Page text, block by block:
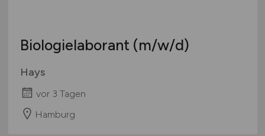
Biologielaborant (m/w/d)
Hays
vor 3 Tagen
Hamburg